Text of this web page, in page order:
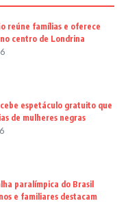
reúne famílias e oferece
centro de Londrina
espetáculo gratuito que
de mulheres negras
paralímpica do Brasil
e familiares destacam